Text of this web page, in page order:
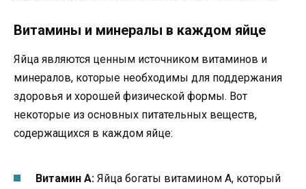
Витамины и минералы в каждом яйце
Яйца являются ценным источником витаминов и
минералов, которые необходимы для поддержания
здоровья и хорошей физической формы. Вот
некоторые из основных питательных веществ,
содержащихся в каждом яйце:
Витамин А: Яйца богаты витамином А, который